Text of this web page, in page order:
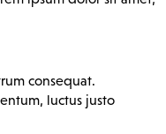
consequat.
luctus justo